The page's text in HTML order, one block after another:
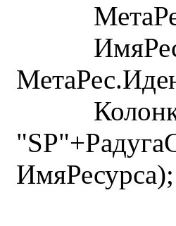
МетаРес
ИмяРесурса);